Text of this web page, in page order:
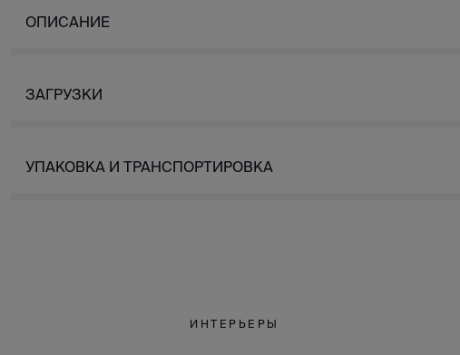
ОПИСАНИЕ
ЗАГРУЗКИ
УПАКОВКА И ТРАНСПОРТИРОВКА
ИНТЕРЬЕРЫ